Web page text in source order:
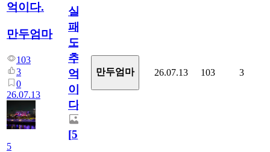
억이다.
만두엄마
103
3
0
26.07.13
5
실
패
도
추
억
이
다.
[5]
만두엄마 26.07.13 103 3